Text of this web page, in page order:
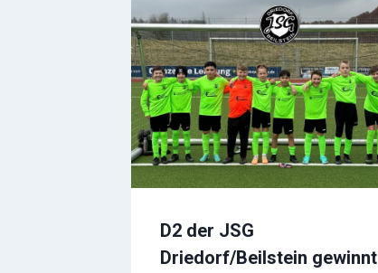
D2 der JSG
Driedorf/Beilstein gewinnt